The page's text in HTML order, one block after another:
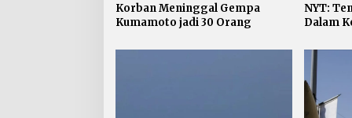
Korban Meninggal Gempa
Kumamoto jadi 30 Orang
NYT:
Dalam